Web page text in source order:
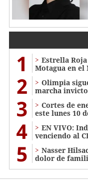
1
Estrella
Motagua en el
2
Olimpia
marcha
3
Cortes de
este lunes 10
4
EN VIVO:
venciendo al
5
Nasser
dolor de